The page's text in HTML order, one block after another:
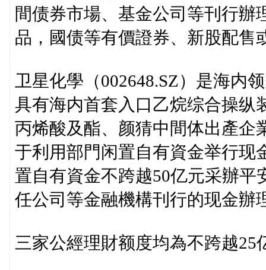
間债券市場、基金公司等刊行辦
品，國债等有價證券、新股配售
卫星化學（002648.SZ）是海内
具有海内首套入口乙烷综合操纵
丙烯酸及酯、颜猜中間体出產企
于利用部門闲置自有資金举行现
置自有資金不跨越50亿元采辦
任公司等金融機構刊行的现金辦
三家公經理財额度均為不跨越25